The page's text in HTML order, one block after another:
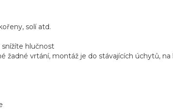
solí atd.
hlučnost
vrtání, montáž je do stávajících úchytů, na